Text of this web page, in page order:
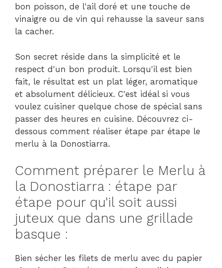
bon poisson, de l'ail doré et une touche de
vinaigre ou de vin qui rehausse la saveur sans
la cacher.
Son secret réside dans la simplicité et le
respect d'un bon produit. Lorsqu'il est bien
fait, le résultat est un plat léger, aromatique
et absolument délicieux. C'est idéal si vous
voulez cuisiner quelque chose de spécial sans
passer des heures en cuisine. Découvrez ci-
dessous comment réaliser étape par étape le
merlu à la Donostiarra.
Comment préparer le Merlu à
la Donostiarra : étape par
étape pour qu'il soit aussi
juteux que dans une grillade
basque :
Bien sécher les filets de merlu avec du papier